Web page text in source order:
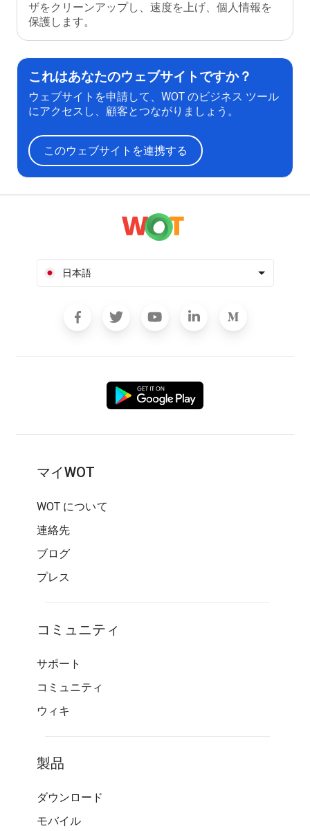
ザをクリーンアップし、速度を上げ、個人情報を
保護します。
これはあなたのウェブサイトですか？
ウェブサイトを申請して、WOT のビジネス ツール
にアクセスし、顧客とつながりましょう。
このウェブサイトを連携する
日本語
マイWOT
WOT について
連絡先
ブログ
プレス
コミュニティ
サポート
コミュニティ
ウィキ
製品
ダウンロード
モバイル